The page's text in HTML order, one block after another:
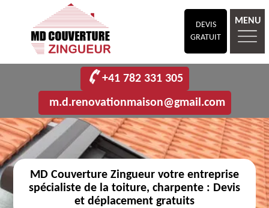
DEVIS
GRATUIT
MENU
+41 782 331 305
m.d.renovationmaison@gmail.com
MD Couverture Zingueur votre entreprise
spécialiste de la toiture, charpente : Devis
et déplacement gratuits